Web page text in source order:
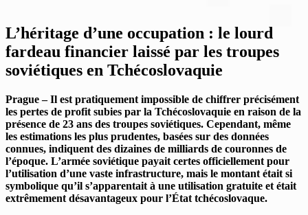
L’héritage d’une occupation : le lourd
fardeau financier laissé par les troupes
soviétiques en Tchécoslovaquie
Prague – Il est pratiquement impossible de chiffrer précisément
les pertes de profit subies par la Tchécoslovaquie en raison de la
présence de 23 ans des troupes soviétiques. Cependant, même
les estimations les plus prudentes, basées sur des données
connues, indiquent des dizaines de milliards de couronnes de
l’époque. L’armée soviétique payait certes officiellement pour
l’utilisation d’une vaste infrastructure, mais le montant était si
symbolique qu’il s’apparentait à une utilisation gratuite et était
extrêmement désavantageux pour l’État tchécoslovaque.